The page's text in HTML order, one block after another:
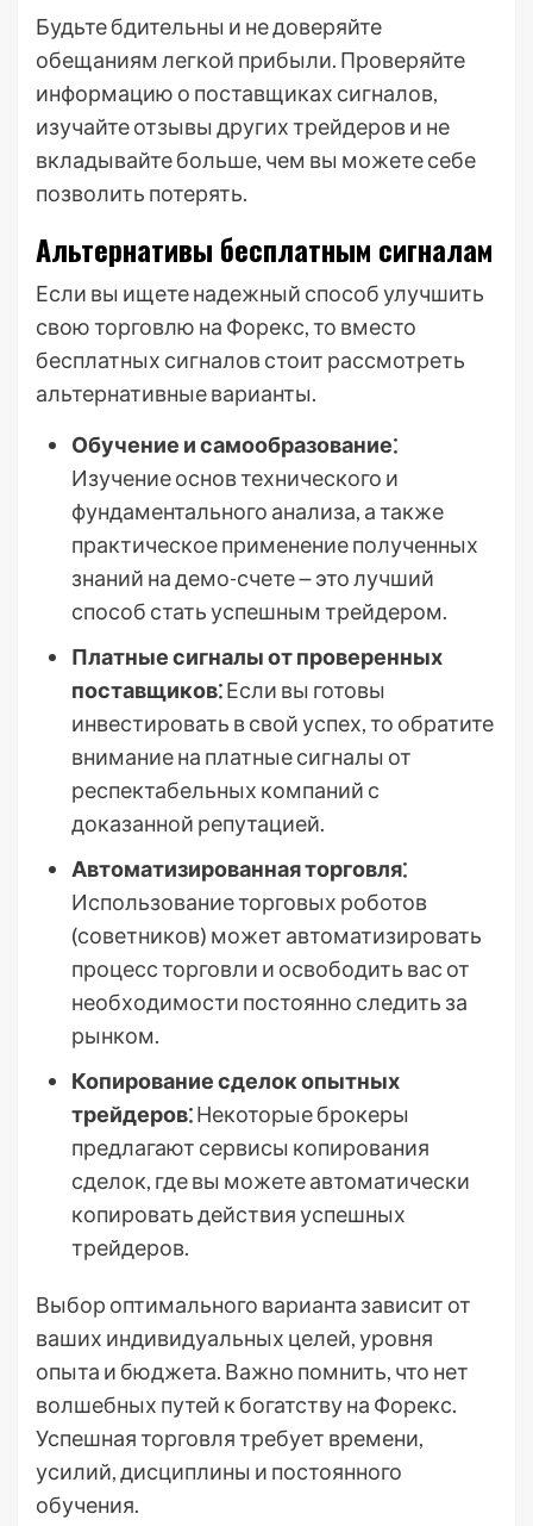
Будьте бдительны и не доверяйте
обещаниям легкой прибыли. Проверяйте
информацию о поставщиках сигналов,
изучайте отзывы других трейдеров и не
вкладывайте больше, чем вы можете себе
позволить потерять.
Альтернативы бесплатным сигналам
Если вы ищете надежный способ улучшить
свою торговлю на Форекс, то вместо
бесплатных сигналов стоит рассмотреть
альтернативные варианты.
Обучение и самообразование⁚
Изучение основ технического и
фундаментального анализа, а также
практическое применение полученных
знаний на демо-счете ౼ это лучший
способ стать успешным трейдером.
Платные сигналы от проверенных
поставщиков⁚Если вы готовы
инвестировать в свой успех, то обратите
внимание на платные сигналы от
респектабельных компаний с
доказанной репутацией.
Автоматизированная торговля⁚
Использование торговых роботов
(советников) может автоматизировать
процесс торговли и освободить вас от
необходимости постоянно следить за
рынком.
Копирование сделок опытных
трейдеров⁚Некоторые брокеры
предлагают сервисы копирования
сделок, где вы можете автоматически
копировать действия успешных
трейдеров.
Выбор оптимального варианта зависит от
ваших индивидуальных целей, уровня
опыта и бюджета. Важно помнить, что нет
волшебных путей к богатству на Форекс.
Успешная торговля требует времени,
усилий, дисциплины и постоянного
обучения.